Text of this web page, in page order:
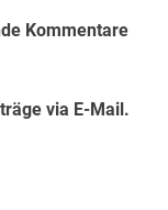
Kommentare
via E-Mail.